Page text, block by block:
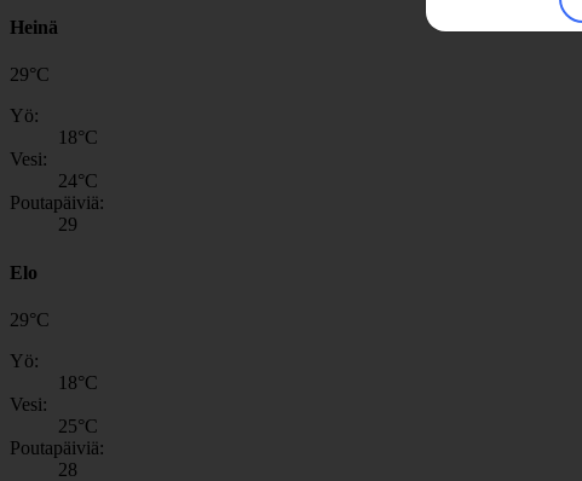
Heinä
29°C
Yö:
18°C
Vesi:
24°C
Poutapäiviä:
29
Elo
29°C
Yö:
18°C
Vesi:
25°C
Poutapäiviä:
28